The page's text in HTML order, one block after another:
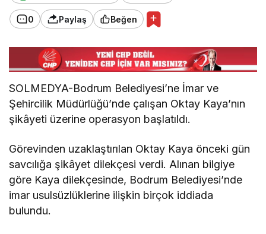
0 Paylaş Beğen
SOLMEDYA-Bodrum Belediyesi’ne İmar ve
Şehircilik Müdürlüğü’nde çalışan Oktay Kaya’nın
şikâyeti üzerine operasyon başlatıldı.
Görevinden uzaklaştırılan Oktay Kaya önceki gün
savcılığa şikâyet dilekçesi verdi. Alınan bilgiye
göre Kaya dilekçesinde, Bodrum Belediyesi’nde
imar usulsüzlüklerine ilişkin birçok iddiada
bulundu.